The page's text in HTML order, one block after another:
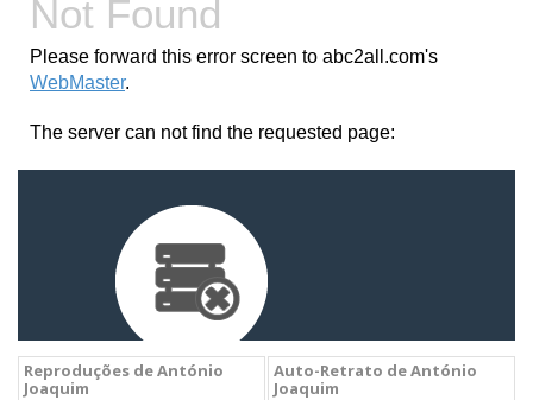
Reproduções de António
Joaquim
Auto-Retrato de António
Joaquim